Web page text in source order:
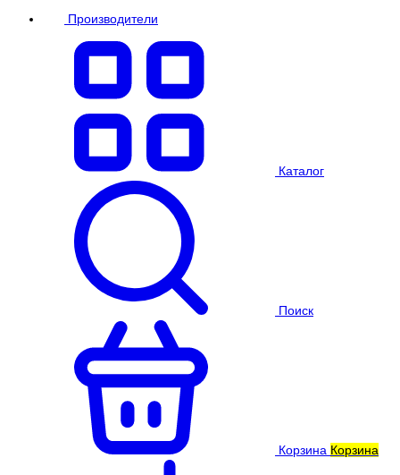
Производители
Каталог
Поиск
Корзина Корзина